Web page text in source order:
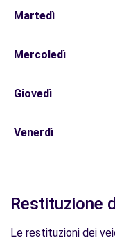
Martedì
Mercoledì
Giovedì
Venerdì
Restituzione
Le restituzioni dei